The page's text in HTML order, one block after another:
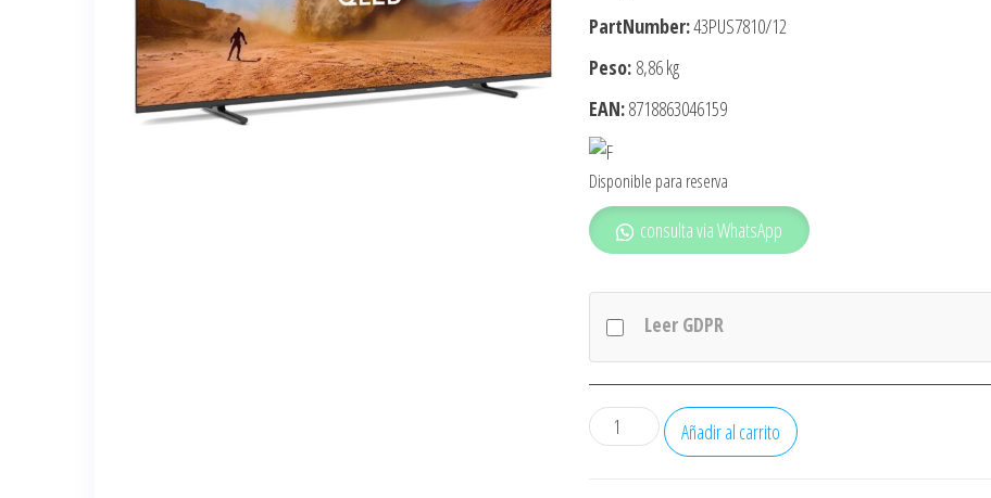
PartNumber:43PUS7810/12
Peso: 8,86 kg
EAN:8718863046159
Disponible para reserva
consulta via WhatsApp
Leer GDPR
Televisor
Philips
Añadir al carrito